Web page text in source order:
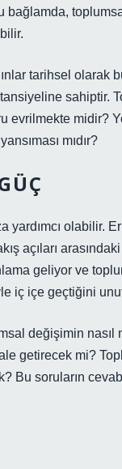
bağlamda,
tarihsel olarak
sahiptir.
evrilmekte midir?
mıdır?
yardımcı olabilir.
açıları
geliyor ve
iç içe geçtiğini
değişimin nasıl
getirecek mi?
Bu soruların